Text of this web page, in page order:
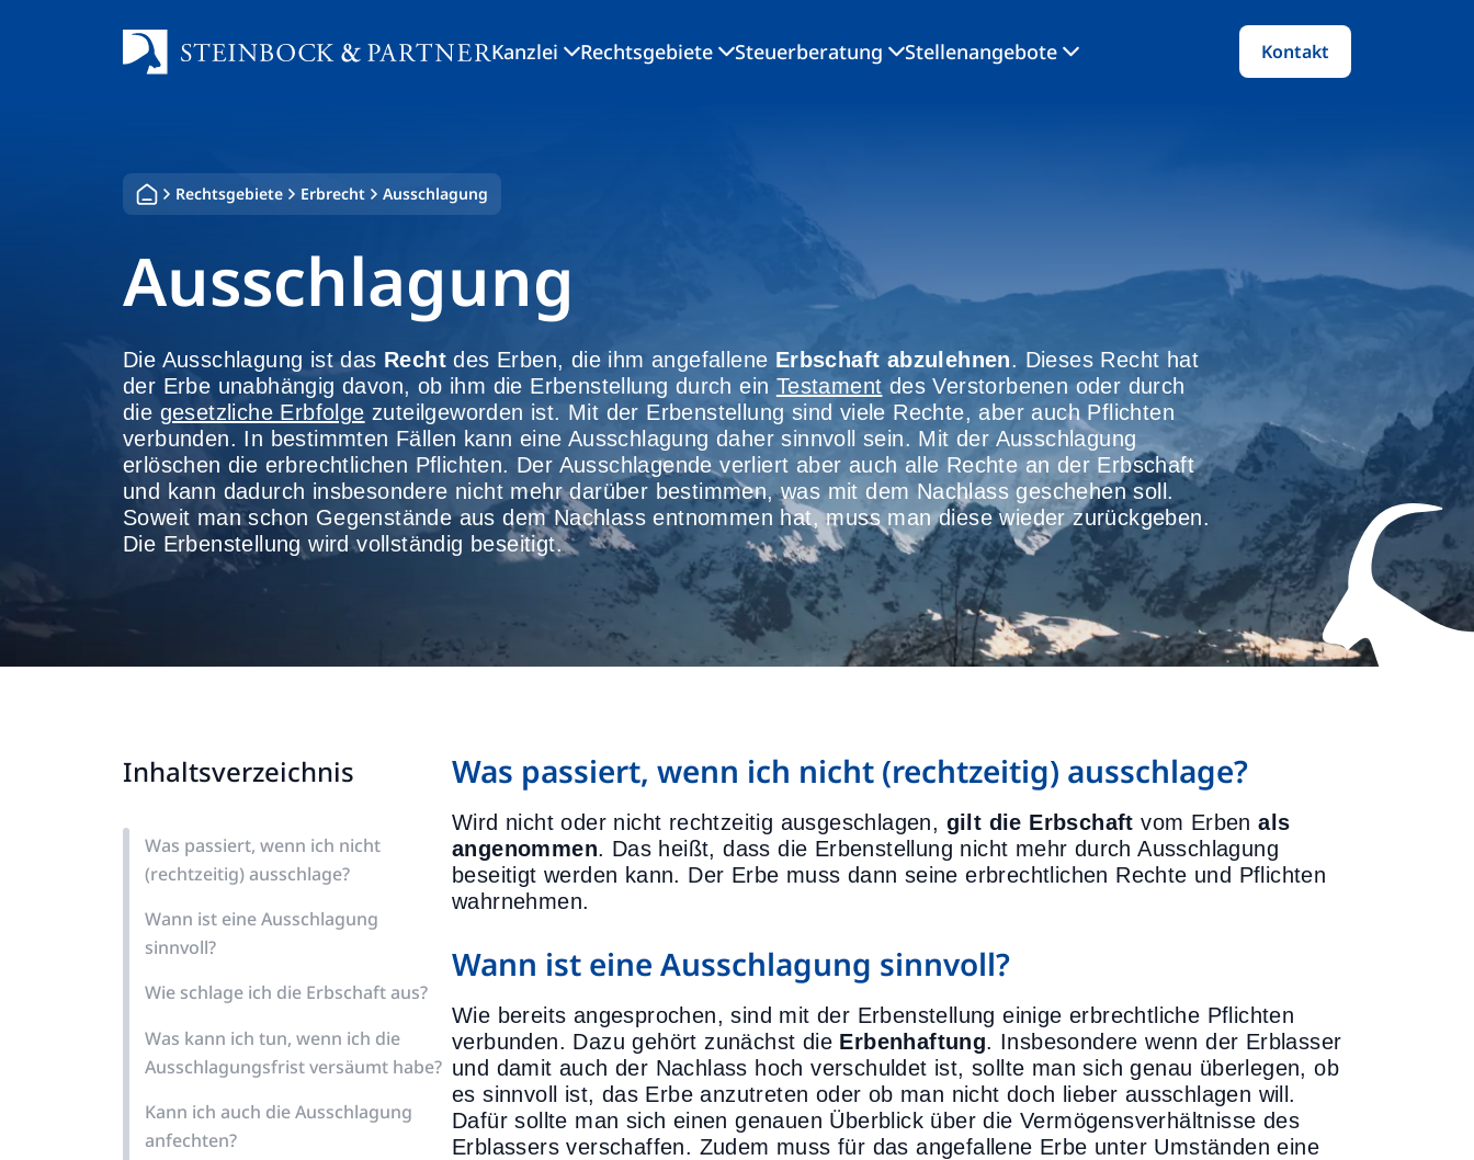
Kanzlei Rechtsgebiete Steuerberatung Stellenangebote Kontakt
Rechtsgebiete Erbrecht Ausschlagung
Ausschlagung
Die Ausschlagung ist das Recht des Erben, die ihm angefallene Erbschaft abzulehnen. Dieses Recht hat
der Erbe unabhängig davon, ob ihm die Erbenstellung durch ein Testament des Verstorbenen oder durch
die gesetzliche Erbfolge zuteilgeworden ist. Mit der Erbenstellung sind viele Rechte, aber auch Pflichten
verbunden. In bestimmten Fällen kann eine Ausschlagung daher sinnvoll sein. Mit der Ausschlagung
erlöschen die erbrechtlichen Pflichten. Der Ausschlagende verliert aber auch alle Rechte an der Erbschaft
und kann dadurch insbesondere nicht mehr darüber bestimmen, was mit dem Nachlass geschehen soll.
Soweit man schon Gegenstände aus dem Nachlass entnommen hat, muss man diese wieder zurückgeben.
Die Erbenstellung wird vollständig beseitigt.
Inhaltsverzeichnis
Was passiert, wenn ich nicht
(rechtzeitig) ausschlage?
Wann ist eine Ausschlagung
sinnvoll?
Wie schlage ich die Erbschaft aus?
Was kann ich tun, wenn ich die
Ausschlagungsfrist versäumt habe?
Kann ich auch die Ausschlagung
anfechten?
Was passiert, wenn ich nicht (rechtzeitig) ausschlage?
Wird nicht oder nicht rechtzeitig ausgeschlagen, gilt die Erbschaft vom Erbenals
angenommen. Das heißt, dass die Erbenstellung nicht mehr durch Ausschlagung
beseitigt werden kann. Der Erbe muss dann seine erbrechtlichen Rechte und Pflichten
wahrnehmen.
Wann ist eine Ausschlagung sinnvoll?
Wie bereits angesprochen, sind mit der Erbenstellung einige erbrechtliche Pflichten
verbunden. Dazu gehört zunächst die Erbenhaftung. Insbesondere wenn der Erblasser
und damit auch der Nachlass hoch verschuldet ist, sollte man sich genau überlegen, ob
es sinnvoll ist, das Erbe anzutreten oder ob man nicht doch lieber ausschlagen will.
Dafür sollte man sich einen genauen Überblick über die Vermögensverhältnisse des
Erblassers verschaffen. Zudem muss für das angefallene Erbe unter Umständen eine